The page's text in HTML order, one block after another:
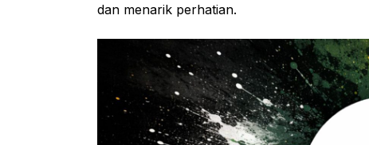
dan menarik perhatian.